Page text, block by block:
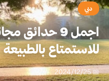
دبي
اجمل 9 حدائق
للاستمتاع بالطبيعة
📅 2024/12/25